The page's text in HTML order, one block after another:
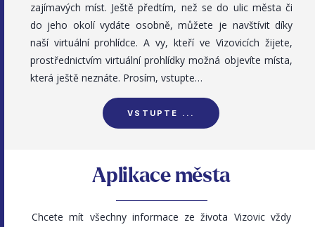
zajímavých míst. Ještě předtím, než se do ulic města či
do jeho okolí vydáte osobně, můžete je navštívit díky
naší virtuální prohlídce. A vy, kteří ve Vizovicích žijete,
prostřednictvím virtuální prohlídky možná objevíte místa,
která ještě neznáte. Prosím, vstupte…
VSTUPTE ...
Aplikace města
Chcete mít všechny informace ze života Vizovic vždy